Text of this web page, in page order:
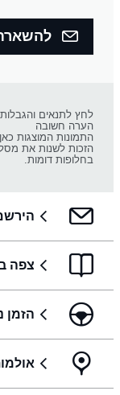
לחץ לתנאים והגבלות
הערה חשובה
התמונות המוצגות
הזכות לשנות את
בחלופות דומות.
צפה
הזמן